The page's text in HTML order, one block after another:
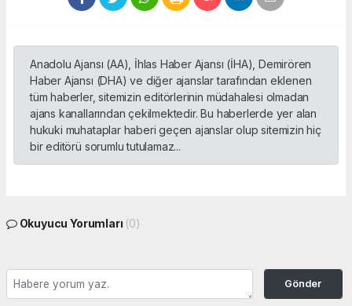
Anadolu Ajansı (AA), İhlas Haber Ajansı (İHA), Demirören
Haber Ajansı (DHA) ve diğer ajanslar tarafından eklenen
tüm haberler, sitemizin editörlerinin müdahalesi olmadan
ajans kanallarından çekilmektedir. Bu haberlerde yer alan
hukuki muhataplar haberi geçen ajanslar olup sitemizin hiç
bir editörü sorumlu tutulamaz...
Okuyucu Yorumları (0)
Gönder